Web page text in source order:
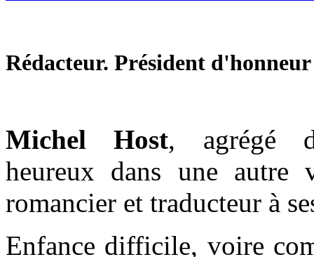
Rédacteur. Président
Michel Host, agrégé
heureux dans une autre
romancier et traducteur à
Enfance difficile, voire